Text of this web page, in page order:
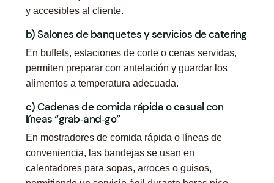
y accesibles al cliente.
b) Salones de banquetes y servicios de catering
En buffets, estaciones de corte o cenas servidas,
permiten preparar con antelación y guardar los
alimentos a temperatura adecuada.
c) Cadenas de comida rápida o casual con
líneas “grab‑and‑go”
En mostradores de comida rápida o líneas de
conveniencia, las bandejas se usan en
calentadores para sopas, arroces o guisos,